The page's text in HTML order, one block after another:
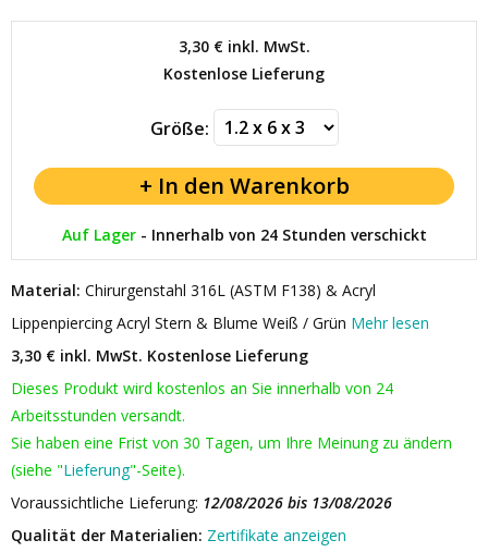
3,30 €inkl. MwSt.
Kostenlose Lieferung
Größe:
Auf Lager- Innerhalb von 24 Stunden verschickt
Material: Chirurgenstahl 316L (ASTM F138) & Acryl
Lippenpiercing Acryl Stern & Blume Weiß / Grün Mehr lesen
3,30 € inkl. MwSt. Kostenlose Lieferung
Dieses Produkt wird kostenlos an Sie innerhalb von 24
Arbeitsstunden versandt.
Sie haben eine Frist von 30 Tagen, um Ihre Meinung zu ändern
(siehe "Lieferung"-Seite).
Voraussichtliche Lieferung: 12/08/2026 bis 13/08/2026
Qualität der Materialien: Zertifikate anzeigen